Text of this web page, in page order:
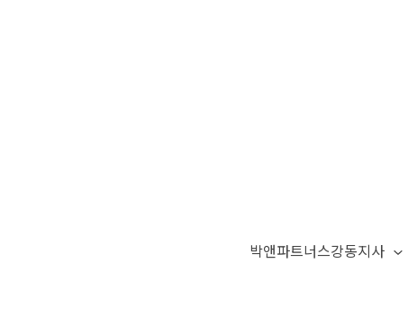
박앤파트너스강동지사